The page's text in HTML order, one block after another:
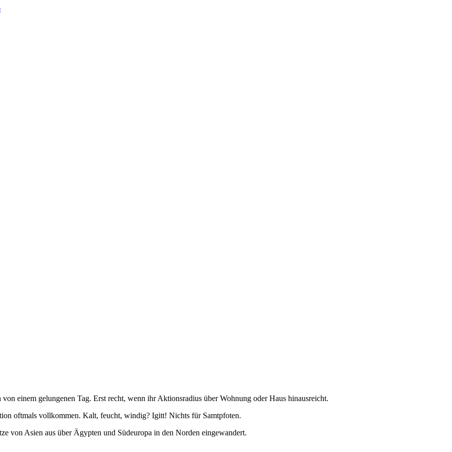
einem gelungenen Tag. Erst recht, wenn ihr Aktionsradius über Wohnung oder Haus hinausreicht.
oftmals vollkommen. Kalt, feucht, windig? Igitt! Nichts für Samtpfoten.
von Asien aus über Ägypten und Südeuropa in den Norden eingewandert.